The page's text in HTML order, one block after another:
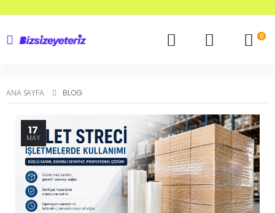
0
ANA SAYFA BLOG
17
MAY